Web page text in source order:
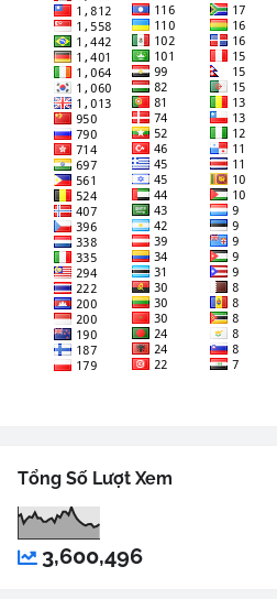
Tổng Số Lượt Xem
3,600,496